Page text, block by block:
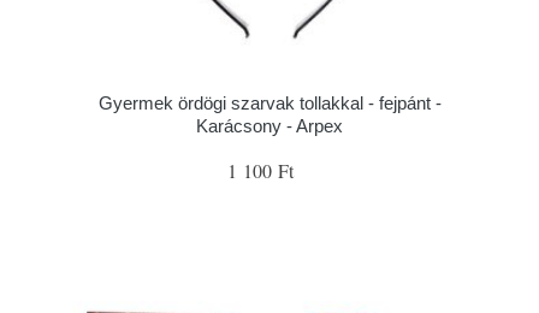
Gyermek ördögi szarvak tollakkal - fejpánt -
Karácsony - Arpex
1 100 Ft